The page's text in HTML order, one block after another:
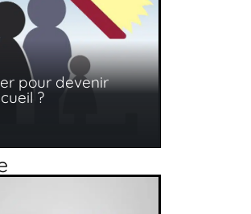
pour devenir
?